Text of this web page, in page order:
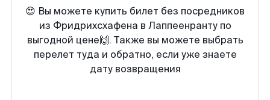
😍 Вы можете купить билет без посредников
из Фридрихсхафена в Лаппеенранту по
выгодной цене🙌. Также вы можете выбрать
перелет туда и обратно, если уже знаете
дату возвращения